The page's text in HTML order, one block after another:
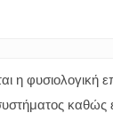
η φυσιολογική
καθώς